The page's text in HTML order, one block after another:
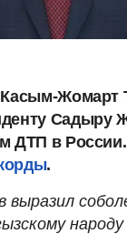
Касым-Жомарт
Садыру
ДТП в
.